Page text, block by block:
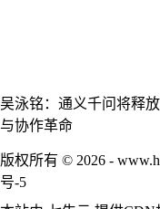
吴泳铭：通义千问将释
与协作革命
版权所有 © 2026 -
号-5